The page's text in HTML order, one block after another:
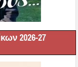
2026-27